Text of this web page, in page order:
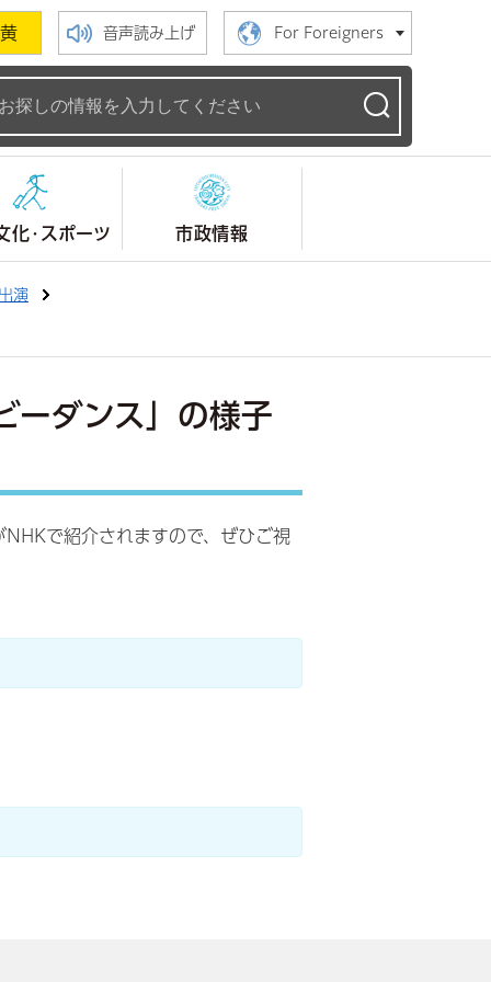
黄 音声読み上げ For Foreigners
化・スポーツ 市政情報
演
ーダンス」の様子
で紹介されますので、ぜひご視